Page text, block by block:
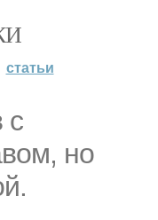
статьи
с
но